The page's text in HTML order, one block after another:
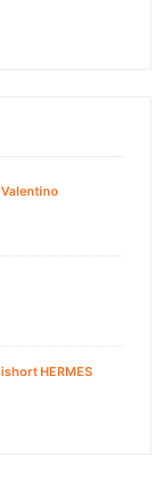
HERMES